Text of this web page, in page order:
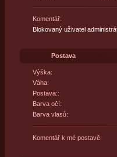
Komentář:
Blokovaný uživatel
Postava
Výška:
Váha:
Postava::
Barva očí:
Barva vlasů:
Komentář k mé postavě: